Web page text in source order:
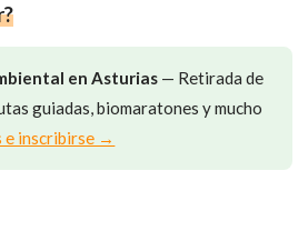
en Asturias— Retirada de
guiadas, biomaratones y mucho
e inscribirse →